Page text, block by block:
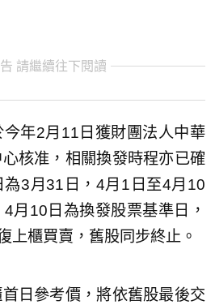
請繼續往下閱讀
年2月11日獲財團法人中華
核准，相關換發時程亦已確
為3月31日，4月1日至4月10
月10日為換發股票基準日，
上櫃買賣，舊股同步終止。
日參考價，將依舊股最後交